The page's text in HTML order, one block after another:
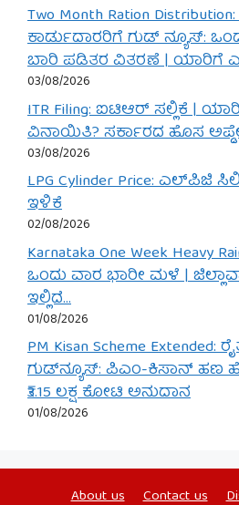
Two Month Ration
ಕಾರ್ಡುದಾರರಿಗೆ ಗುಡ್ ನ್ಯೂಸ್:
ಬಾರಿ ಪಡಿತರ ವಿತರಣೆ | ಯಾರಿಗೆ
03/08/2026
ITR Filing: ಐಟಿಆರ್ ಸಲ್ಲಿಕೆ |
ವಿನಾಯಿತಿ? ಸರ್ಕಾರದ ಹೊಸ
03/08/2026
LPG Cylinder Price: ಎಲ್‌ಪಿಜಿ
ಇಳಿಕೆ
02/08/2026
Karnataka One Week Heavy
ಒಂದು ವಾರ ಭಾರೀ ಮಳೆ |
ಇಲ್ಲಿದೆ…
01/08/2026
PM Kisan Scheme Extended:
ಗುಡ್‌ನ್ಯೂಸ್: ಪಿಎಂ-ಕಿಸಾನ್ ಹಣ
₹3.15 ಲಕ್ಷ ಕೋಟಿ ಅನುದಾನ
01/08/2026
About us Contact us